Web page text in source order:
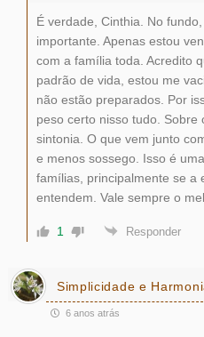
É verdade, Cinthia. No
importante. Apenas estou
com a família toda. Acredito
padrão de vida, estou me
não estão preparados. Por
peso certo nisso tudo.
sintonia. O que vem junto
e menos sossego. Isso é
famílias, principalmente se a
entendem. Vale sempre o
1 Responder
Simplicidade e
6 anos atrás